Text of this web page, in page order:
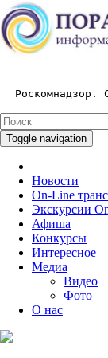
Роскомнадзор.
Toggle navigation
Новости
On-Line
Экскурсии
Афиша
Конкурсы
Интересное
Медиа
Видео
Фото
О нас